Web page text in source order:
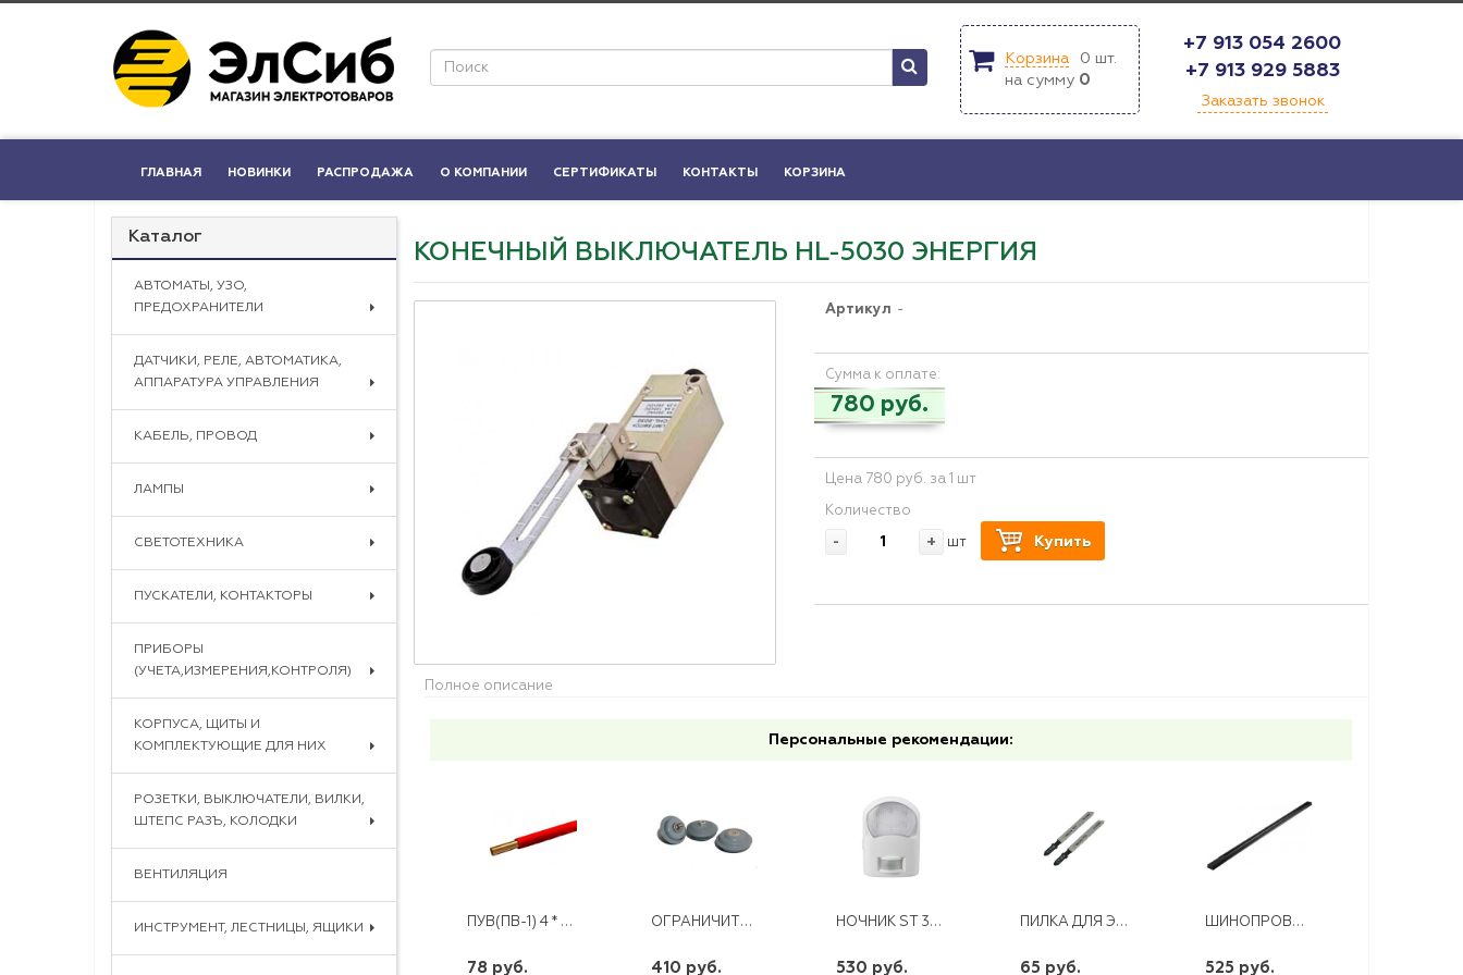
Корзина 0 шт.
на сумму 0
+7 913 054 2600
+7 913 929 5883
Заказать звонок
ГЛАВНАЯ НОВИНКИ РАСПРОДАЖА О КОМПАНИИ СЕРТИФИКАТЫ КОНТАКТЫ КОРЗИНА
Каталог
АВТОМАТЫ, УЗО,
ПРЕДОХРАНИТЕЛИ
ДАТЧИКИ, РЕЛЕ, АВТОМАТИКА,
АППАРАТУРА УПРАВЛЕНИЯ
КАБЕЛЬ, ПРОВОД
ЛАМПЫ
СВЕТОТЕХНИКА
ПУСКАТЕЛИ, КОНТАКТОРЫ
ПРИБОРЫ
(УЧЕТА,ИЗМЕРЕНИЯ,КОНТРОЛЯ)
КОРПУСА, ЩИТЫ И
КОМПЛЕКТУЮЩИЕ ДЛЯ НИХ
РОЗЕТКИ, ВЫКЛЮЧАТЕЛИ, ВИЛКИ,
ШТЕПС РАЗЪ, КОЛОДКИ
ВЕНТИЛЯЦИЯ
ИНСТРУМЕНТ, ЛЕСТНИЦЫ, ЯЩИКИ
КОНЕЧНЫЙ ВЫКЛЮЧАТЕЛЬ HL-5030 ЭНЕРГИЯ
Артикул -
Сумма к оплате:
780 руб.
Цена 780 руб. за 1 шт
Количество
- + шт Купить
Полное описание
Персональные рекомендации:
ПУВ(ПВ-1) 4 * (100/300)
78 руб.
ОГРАНИЧИТЕЛЬ ПЕРЕНАПРЯЖЕНИЯ ОПНП -0,38 УХЛ1
410 руб.
НОЧНИК ST 323
530 руб.
ПИЛКА ДЛЯ ЭЛ.ЛОБЗИКА Т118А ПО СТАЛИ, ЧИСТЫЙ РЕЗ 76Х50 ММ
65 руб.
ШИНОПРОВОД ДЛЯ ТРЕКОВЫХ СВ-КОВ 1М В НАБОРЕ 2ЗАГЛ.,КРЕПЛЕНИЕ ЧЕРНЫЙ САВ1000
525 руб.